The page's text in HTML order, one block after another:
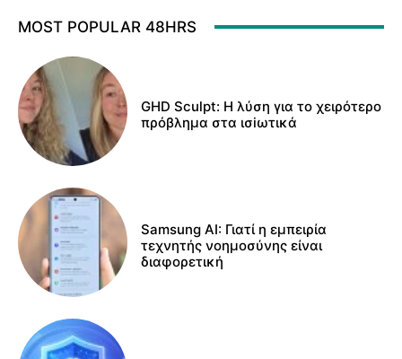
MOST POPULAR 48HRS
GHD Sculpt: Η λύση για το χειρότερο
πρόβλημα στα ισiωτικά
Samsung AI: Γιατί η εμπειρία
τεχνητής νοημοσύνης είναι
διαφορετική